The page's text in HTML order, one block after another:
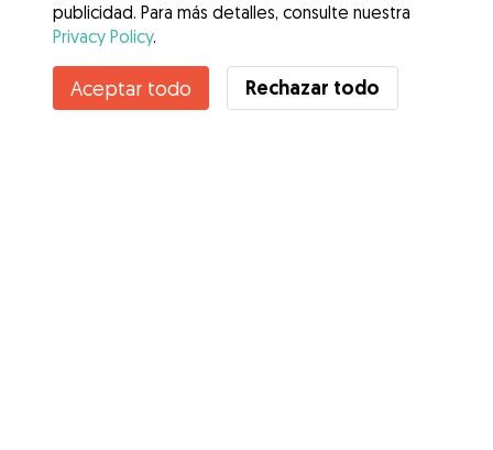
Ana no está disponible temporalmente
publicidad. Para más detalles, consulte nuestra
Privacy Policy.
Aceptar todo Rechazar todo